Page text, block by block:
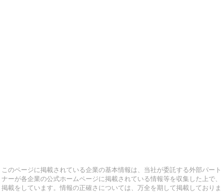
このページに掲載されている企業の基本情報は、当社が委託する外部パート
ナーが各企業の公式ホームページに掲載されている情報等を収集した上で、
掲載をしています。情報の正確さについては、万全を期して掲載しておりま